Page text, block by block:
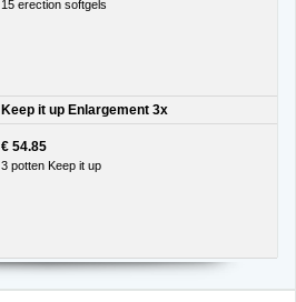
15 erection softgels
Keep it up Enlargement 3x
€ 54.85
3 potten Keep it up